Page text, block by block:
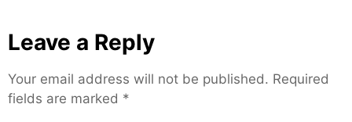
Leave a Reply
Your email address will not be published. Required
fields are marked *